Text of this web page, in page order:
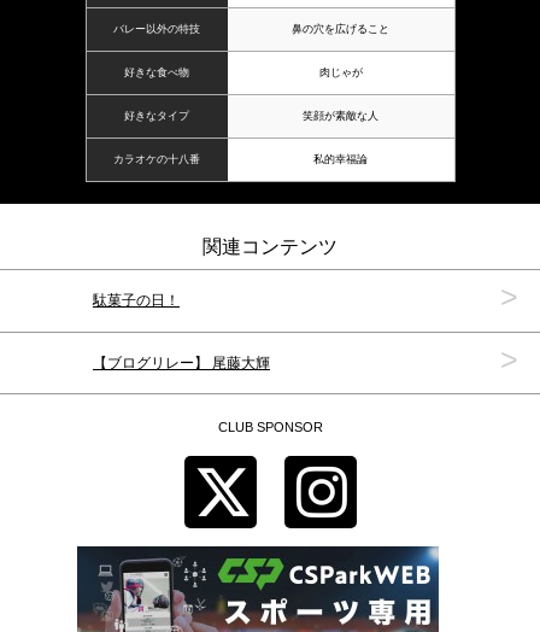
バレー以外の特技 鼻の穴を広げること
好きな食べ物 肉じゃが
好きなタイプ 笑顔が素敵な人
カラオケの十八番 私的幸福論
関連コンテンツ
駄菓子の日！ >
【ブログリレー】 尾藤大輝 >
CLUB SPONSOR